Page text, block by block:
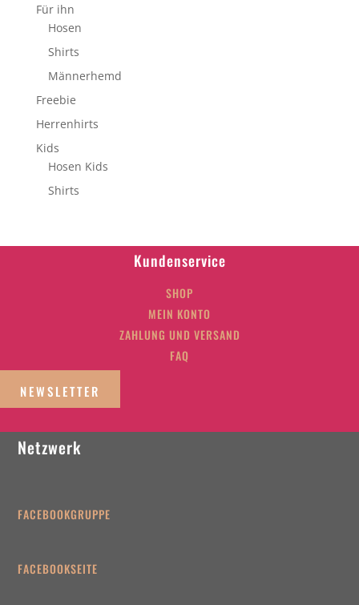
Für ihn
Hosen
Shirts
Männerhemd
Freebie
Herrenhirts
Kids
Hosen Kids
Shirts
Kundenservice
SHOP
MEIN KONTO
ZAHLUNG UND VERSAND
FAQ
NEWSLETTER
Netzwerk
FACEBOOKGRUPPE
FACEBOOKSEITE